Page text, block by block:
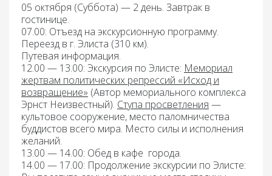
05 октября (Суббота) — 2 день. Завтрак в
гостинице.
07.00: Отъезд на экскурсионную программу.
Переезд в г. Элиста (310 км).
Путевая информация.
12.00 — 13.00: Экскурсия по Элисте: Мемориал
жертвам политических репрессий «Исход и
возвращение» (Автор мемориального комплекса
Эрнст Неизвестный). Ступа просветления —
культовое сооружение, место паломничества
буддистов всего мира. Место силы и исполнения
желаний.
13.00 — 14.00: Обед в кафе города.
14.00 — 17.00: Продолжение экскурсии по Элисте: